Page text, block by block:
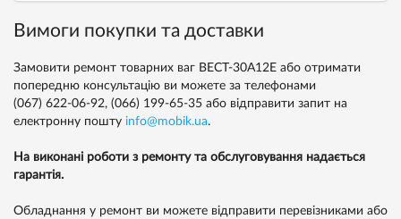
Вимоги покупки та доставки
Замовити ремонт товарних ваг ВЕСТ-30А12Е або отримати
попередню консультацію ви можете за телефонами
(067) 622-06-92, (066) 199-65-35 або відправити запит на
електронну пошту info@mobik.ua.
На виконані роботи з ремонту та обслуговування надається
гарантія.
Обладнання у ремонт ви можете відправити перевізниками або